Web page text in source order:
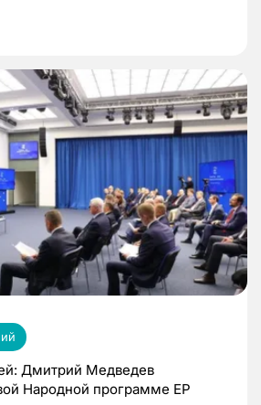
Дмитрий Медведев
Народной программе ЕР